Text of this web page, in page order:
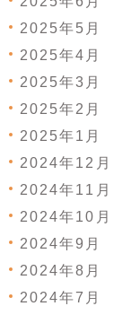
2025年5月
2025年4月
2025年3月
2025年2月
2025年1月
2024年12月
2024年11月
2024年10月
2024年9月
2024年8月
2024年7月